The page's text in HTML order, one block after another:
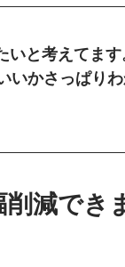
いと考えてます
いかさっぱり
減でき